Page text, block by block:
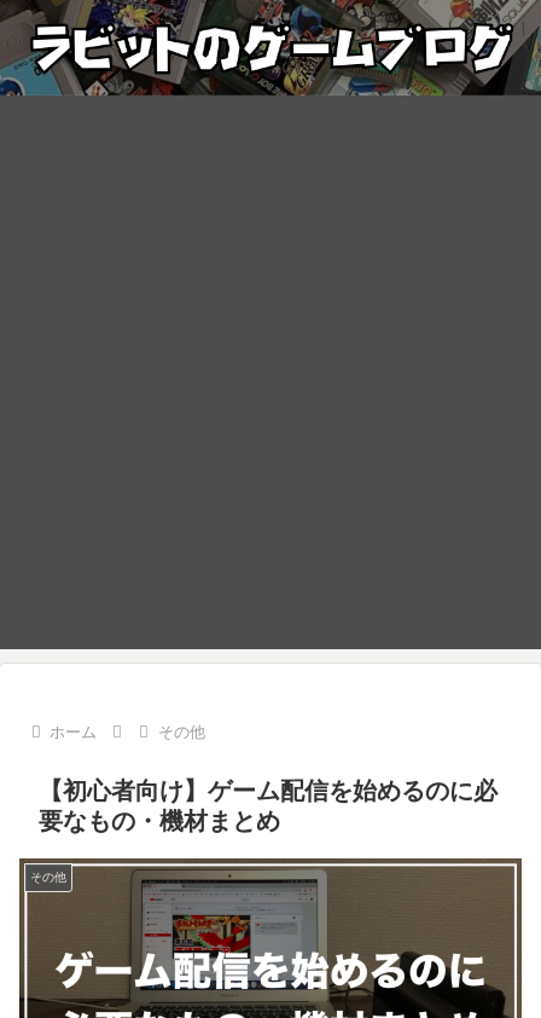
ホーム その他
【初心者向け】ゲーム配信を始めるのに必
要なもの・機材まとめ
その他